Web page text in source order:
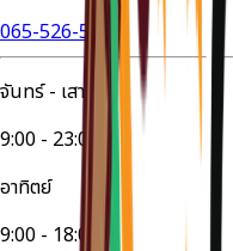
065-526-5447
จันทร์ - เสาร์
9:00 - 23:00
อาทิตย์
9:00 - 18:00